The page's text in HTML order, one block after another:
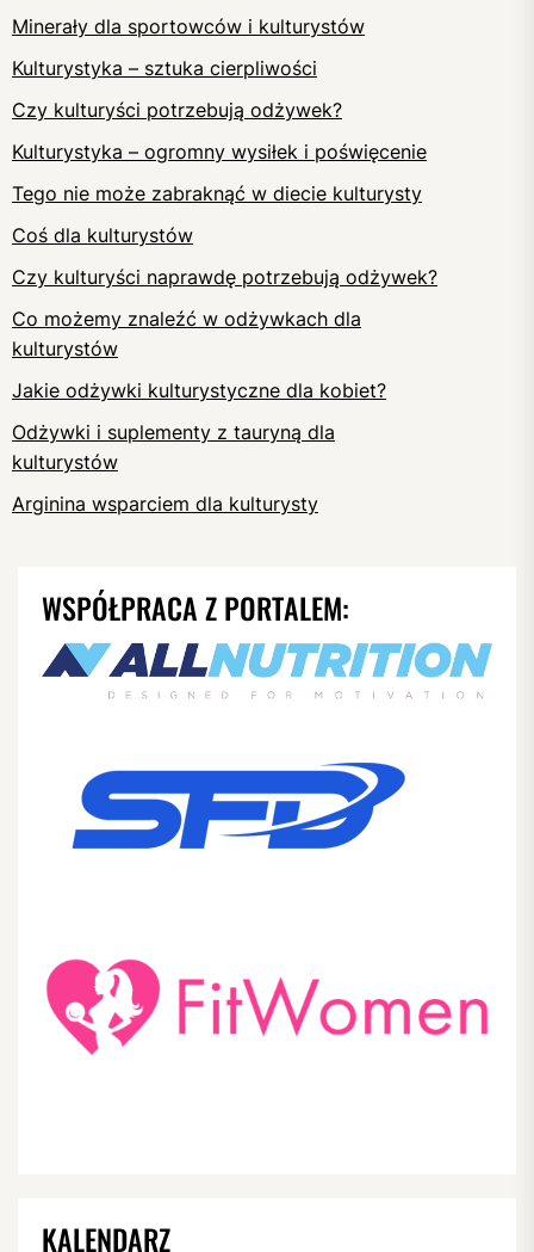
Minerały dla sportowców i kulturystów
Kulturystyka – sztuka cierpliwości
Czy kulturyści potrzebują odżywek?
Kulturystyka – ogromny wysiłek i poświęcenie
Tego nie może zabraknąć w diecie kulturysty
Coś dla kulturystów
Czy kulturyści naprawdę potrzebują odżywek?
Co możemy znaleźć w odżywkach dla
kulturystów
Jakie odżywki kulturystyczne dla kobiet?
Odżywki i suplementy z tauryną dla
kulturystów
Arginina wsparciem dla kulturysty
WSPÓŁPRACA Z PORTALEM:
KALENDARZ